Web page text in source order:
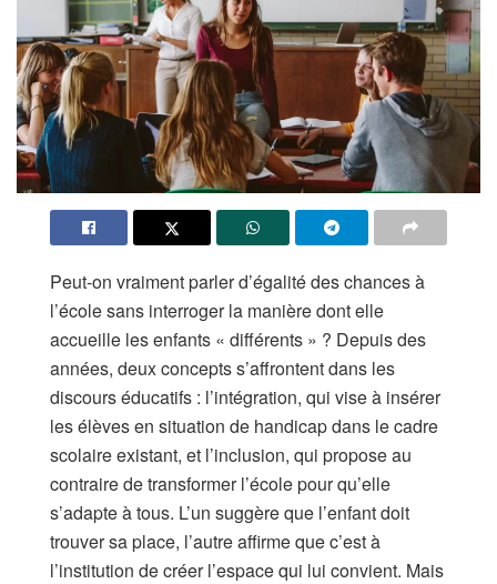
Peut-on vraiment parler d’égalité des chances à
l’école sans interroger la manière dont elle
accueille les enfants « différents » ? Depuis des
années, deux concepts s’affrontent dans les
discours éducatifs : l’intégration, qui vise à insérer
les élèves en situation de handicap dans le cadre
scolaire existant, et l’inclusion, qui propose au
contraire de transformer l’école pour qu’elle
s’adapte à tous. L’un suggère que l’enfant doit
trouver sa place, l’autre affirme que c’est à
l’institution de créer l’espace qui lui convient. Mais